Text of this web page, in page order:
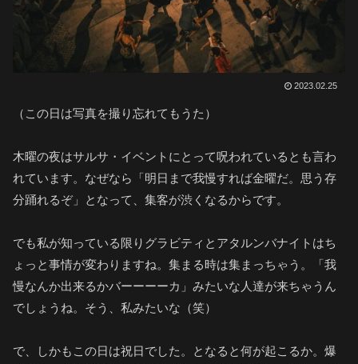
2023.02.25
（この日は写真を撮り忘れてもうた）
木曜の夜はサルサ・イベントにとって呪われているとも言わ
れています。なぜなら「明日まで我慢すれば金曜だ。思う存
分踊れるぞ」となって、集客が渋くなるからです。
でも私が知っている限りグラビティとアタルンバナイトはち
ょっと事情が変わりますね。集まる時は集まっちゃう。「我
慢なんか出来るかバーーーーカ」みたいな人達が来ちゃうん
でしょうね。そう、私みたいな（笑）
で、しかもこの日は祝日でした。となると何が起こるか。爆